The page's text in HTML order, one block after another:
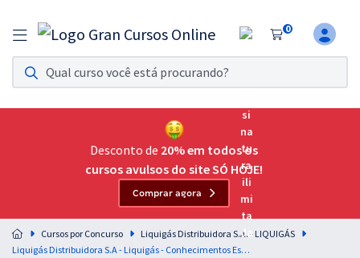
0
Assinatura Ilimitada 11
Acesso a todos os cursos. Teste grátis por 7 dias!
Assinatura OAB Até Passar
Acesso ilimitado a toda preparação para o Exame da
Residências Multiprofissionais
Preparação completa e intensiva para as principais
residências em saúde do Brasil
Desconto de 20% em todos os
cursos avulsos do site SÓ HOJE!
Comprar agora
Cursos por Concurso
Liquigás Distribuidora S.A. - LIQUIGÁS
Liquigás Distribuidora S.A - Liquigás - Conhecimentos Específicos para o Cargo de Assistente Administrativo (A) I